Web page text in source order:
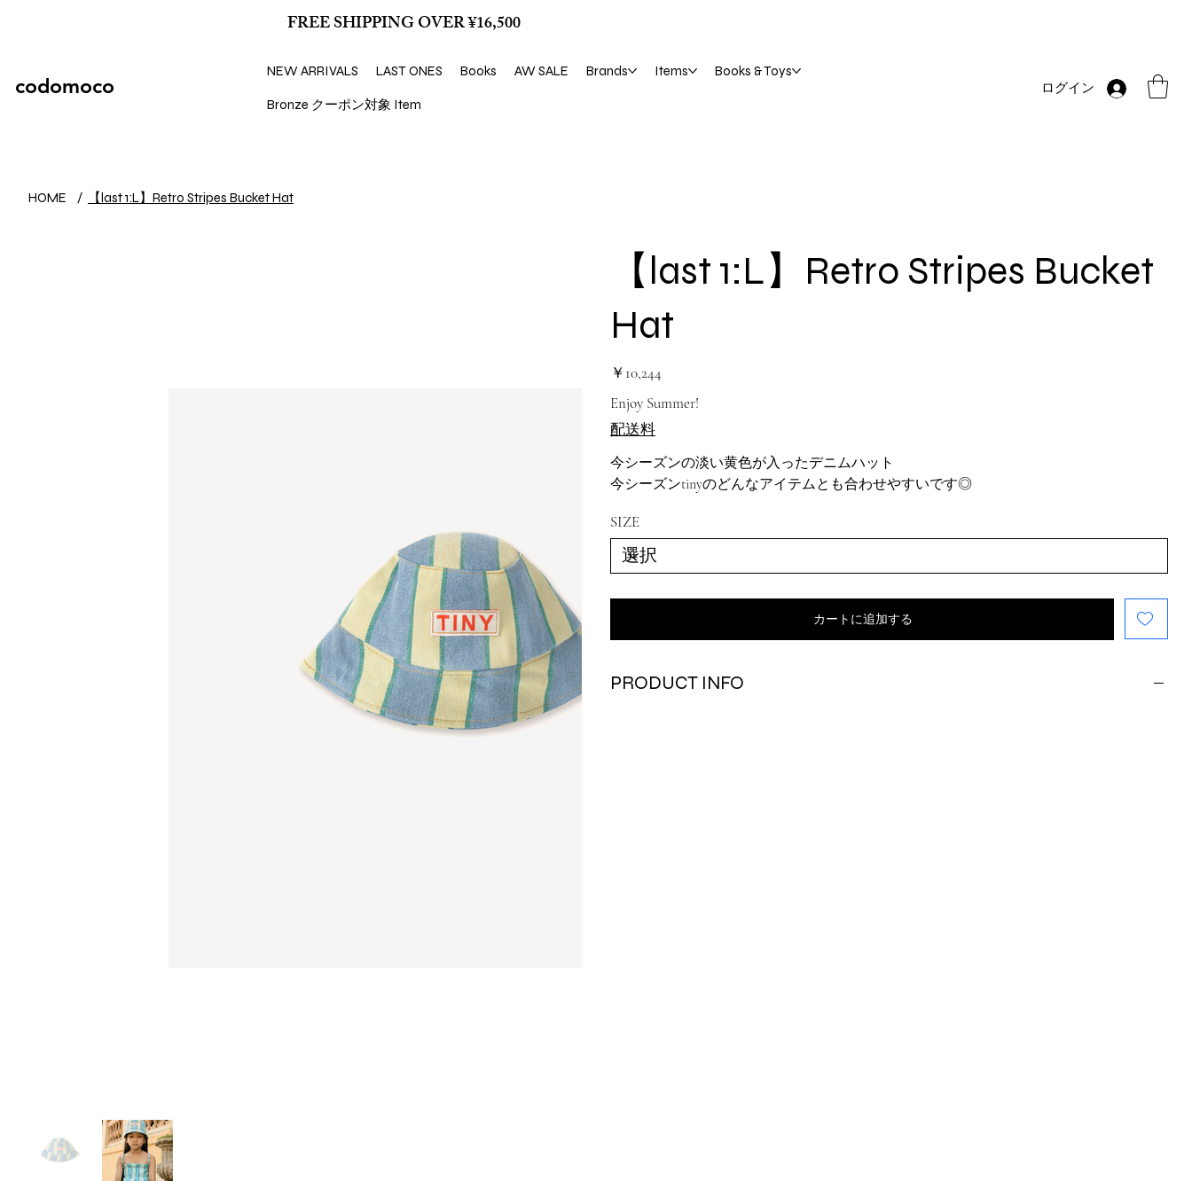
FREE SHIPPING OVER ¥16,500
codomoco
NEW ARRIVALS LAST ONES Books AW SALE Brands Items Books & Toys
Bronze クーポン対象 Item
ログイン
HOME / 【last 1:L】Retro Stripes Bucket Hat
【last 1:L】Retro Stripes Bucket
Hat
価
格
￥10,244
Enjoy Summer!
配送料
今シーズンの淡い黄色が入ったデニムハット
今シーズンtinyのどんなアイテムとも合わせやすいです◎
SIZE
カートに追加する
PRODUCT INFO